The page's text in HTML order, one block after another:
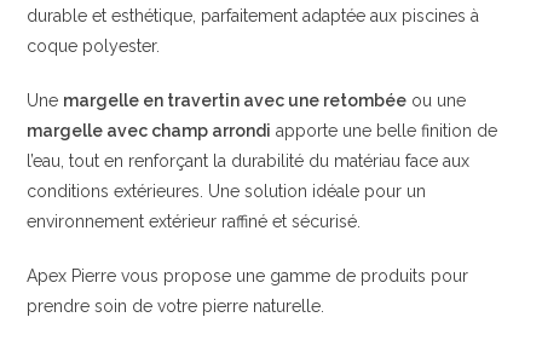
durable et esthétique, parfaitement adaptée aux piscines à
coque polyester.
Une margelle en travertin avec une retombée ou une
margelle avec champ arrondi apporte une belle finition de
l’eau, tout en renforçant la durabilité du matériau face aux
conditions extérieures. Une solution idéale pour un
environnement extérieur raffiné et sécurisé.
Apex Pierre vous propose une gamme de produits pour
prendre soin de votre pierre naturelle.